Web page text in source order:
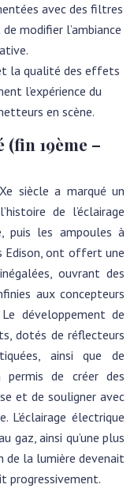
avec des filtres
modifier l’ambiance
la qualité des effets
l’expérience du
en scène.
(fin 19ème –
siècle a marqué un
de l’éclairage
puis les ampoules à
Edison, ont offert une
ouvrant des
aux concepteurs
développement de
dotés de réflecteurs
ainsi que de
de créer des
et de souligner avec
électrique
gaz, ainsi qu’une plus
de la lumière devenait
progressivement.